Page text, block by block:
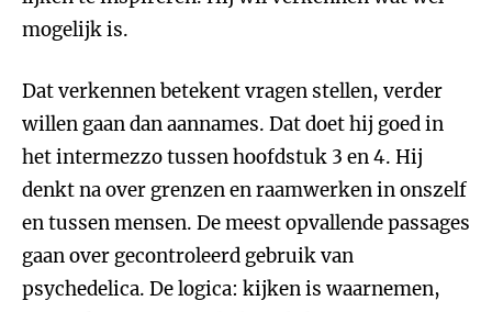
mogelijk is.
Dat verkennen betekent vragen stellen, verder
willen gaan dan aannames. Dat doet hij goed in
het intermezzo tussen hoofdstuk 3 en 4. Hij
denkt na over grenzen en raamwerken in onszelf
en tussen mensen. De meest opvallende passages
gaan over gecontroleerd gebruik van
psychedelica. De logica: kijken is waarnemen,